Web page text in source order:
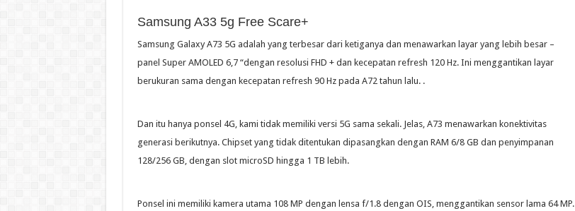
Samsung A33 5g Free Scare+
Samsung Galaxy A73 5G adalah yang terbesar dari ketiganya dan menawarkan layar yang lebih besar –
panel Super AMOLED 6,7 “dengan resolusi FHD + dan kecepatan refresh 120 Hz. Ini menggantikan layar
berukuran sama dengan kecepatan refresh 90 Hz pada A72 tahun lalu. .
Dan itu hanya ponsel 4G, kami tidak memiliki versi 5G sama sekali. Jelas, A73 menawarkan konektivitas
generasi berikutnya. Chipset yang tidak ditentukan dipasangkan dengan RAM 6/8 GB dan penyimpanan
128/256 GB, dengan slot microSD hingga 1 TB lebih.
Ponsel ini memiliki kamera utama 108 MP dengan lensa f/1.8 dengan OIS, menggantikan sensor lama 64 MP.